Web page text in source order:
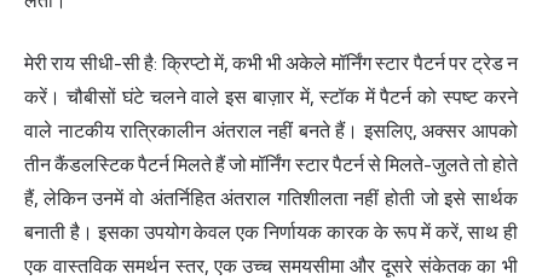
मेरी राय सीधी-सी है: क्रिप्टो में, कभी भी अकेले मॉर्निंग स्टार पैटर्न पर ट्रेड न
करें। चौबीसों घंटे चलने वाले इस बाज़ार में, स्टॉक में पैटर्न को स्पष्ट करने
वाले नाटकीय रात्रिकालीन अंतराल नहीं बनते हैं। इसलिए, अक्सर आपको
तीन कैंडलस्टिक पैटर्न मिलते हैं जो मॉर्निंग स्टार पैटर्न से मिलते-जुलते तो होते
हैं, लेकिन उनमें वो अंतर्निहित अंतराल गतिशीलता नहीं होती जो इसे सार्थक
बनाती है। इसका उपयोग केवल एक निर्णायक कारक के रूप में करें, साथ ही
एक वास्तविक समर्थन स्तर, एक उच्च समयसीमा और दूसरे संकेतक का भी